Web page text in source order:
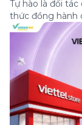
Tự hào là đối
thức đồng hành
Thương Hiệu
nhằm tôn vinh
Nam đến với